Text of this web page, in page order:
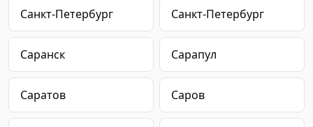
Санкт-Петербург Санкт-Петербург
Саранск Сарапул
Саратов Саров